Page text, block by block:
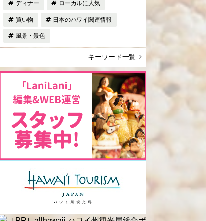
ディナー ローカルに人気
買い物 日本のハワイ関連情報
風景・景色
キーワード一覧